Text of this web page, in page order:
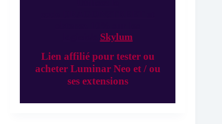
Skylum
Lien affilié pour tester ou
acheter Luminar Neo et / ou
ses extensions